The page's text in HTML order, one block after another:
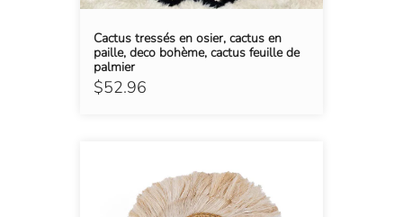
$52.96
Cactus tressés en osier, cactus en
paille, deco bohème, cactus feuille de
palmier